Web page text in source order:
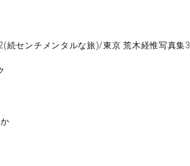
センチメンタルな旅)/東京 荒木経惟写真集3